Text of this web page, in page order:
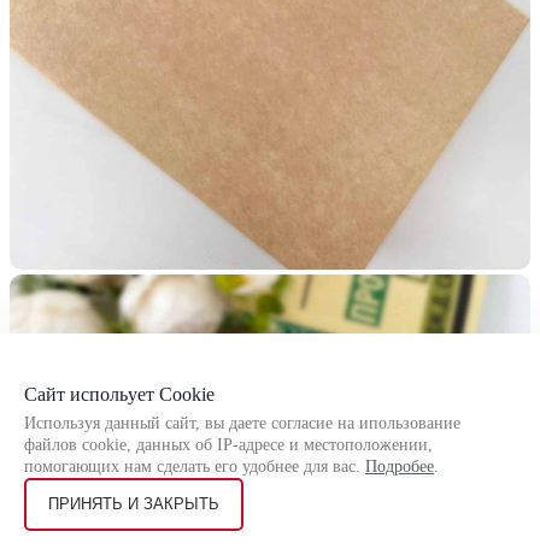
Сайт испольует Cookie
Используя данный сайт, вы даете согласие на ипользование
файлов cookie, данных об IP-адресе и местоположении,
помогающих нам сделать его удобнее для вас. Подробее.
ПРИНЯТЬ И ЗАКРЫТЬ